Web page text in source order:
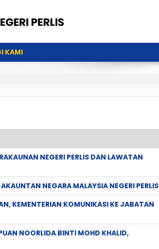
KAMI
NEGERI PERLIS DAN LAWATAN
NEGARA MALAYSIA NEGERI PERLIS
KEMENTERIAN KOMUNIKASI KE JABATAN
NOORLIDA BINTI MOHD KHALID,